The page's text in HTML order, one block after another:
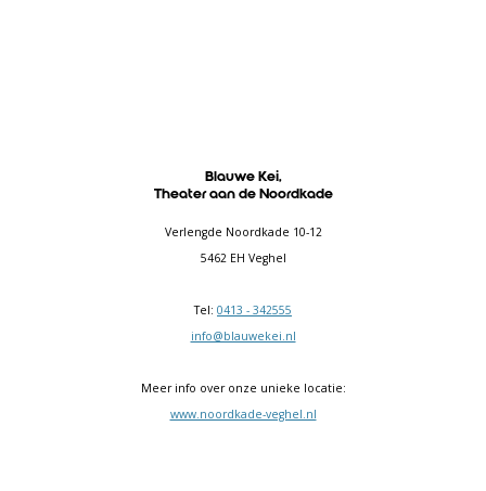
Blauwe Kei,
Theater aan de Noordkade
Verlengde Noordkade 10-12
5462 EH Veghel
Tel: 0413 - 342555
info@blauwekei.nl
Meer info over onze unieke locatie:
www.noordkade-veghel.nl